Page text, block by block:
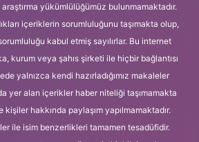
yükümlülüğümüz bulunmamaktadır.
içeriklerin sorumluluğunu taşımakta olup,
kabul etmiş sayılırlar. Bu internet
kurum veya şahıs şirketi ile hiçbir bağlantısı
yalnızca kendi hazırladığımız makaleler
yer alan içerikler haber niteliği taşımamakta
hakkında paylaşım yapılmamaktadır.
ile isim benzerlikleri tamamen tesadüfidir.